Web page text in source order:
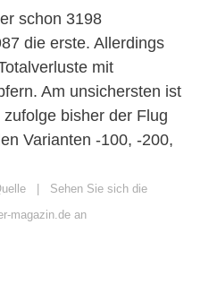
schon 3198
die erste. Allerdings
mit
Am unsichersten ist
bisher der Flug
Varianten -100, -200,
| Sehen Sie sich die
magazin.de an